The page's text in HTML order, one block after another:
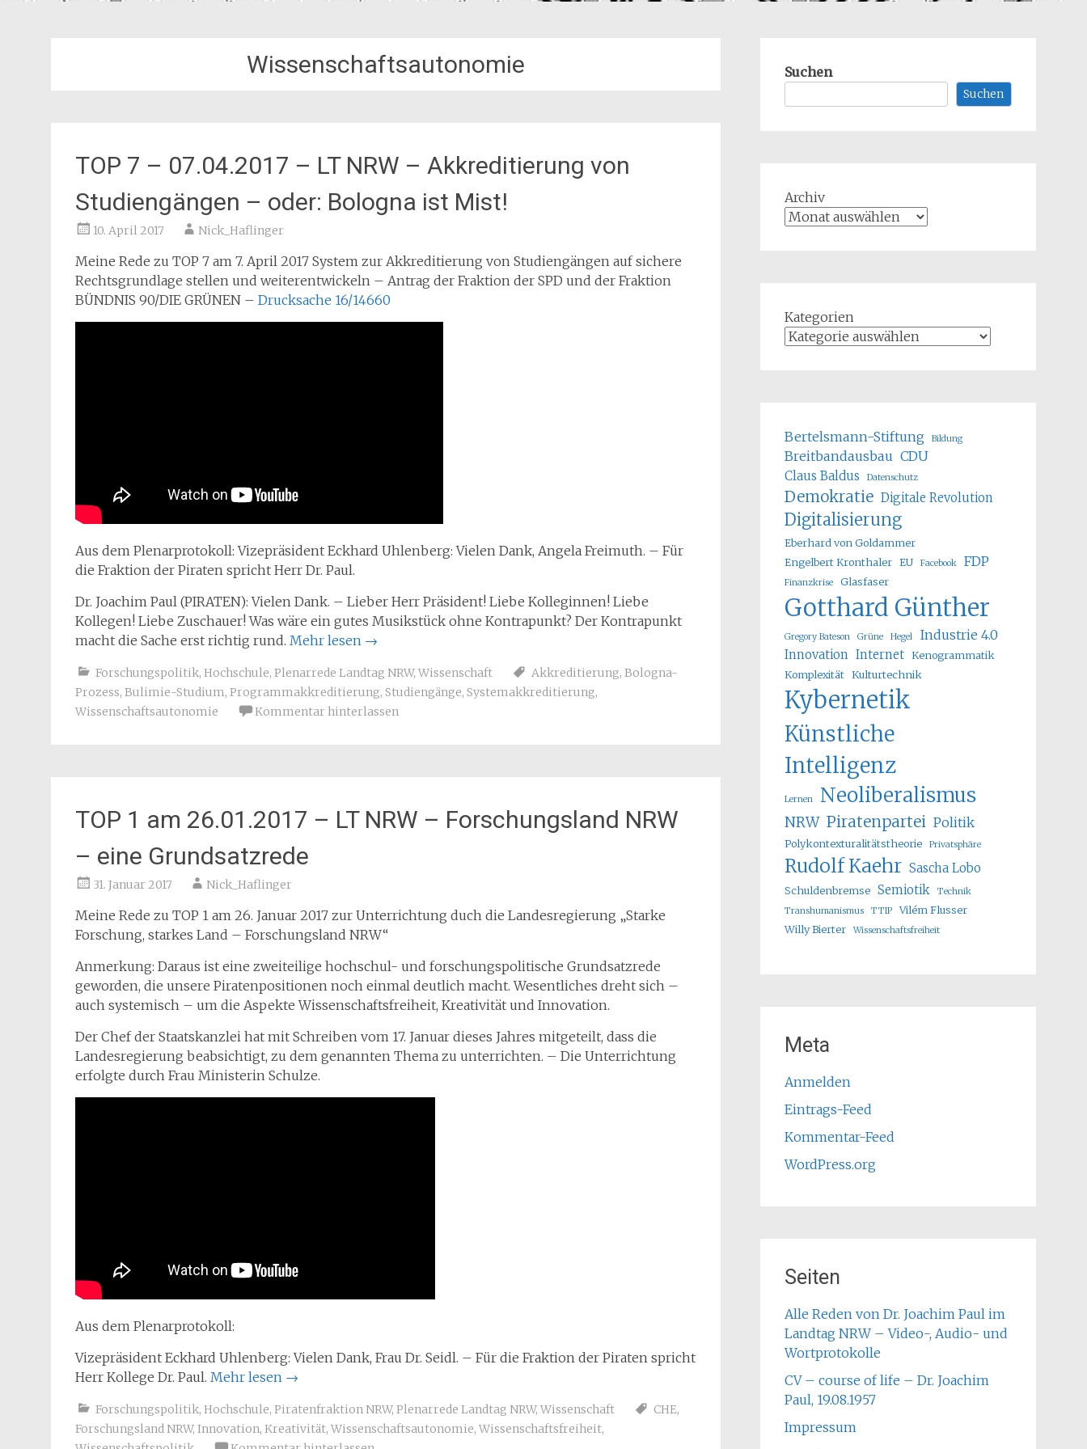
Wissenschaftsautonomie
TOP 7 – 07.04.2017 – LT NRW – Akkreditierung von
Studiengängen – oder: Bologna ist Mist!
10. April 2017 Nick_Haflinger
Meine Rede zu TOP 7 am 7. April 2017 System zur Akkreditierung von Studiengängen auf sichere
Rechtsgrundlage stellen und weiterentwickeln – Antrag der Fraktion der SPD und der Fraktion
BÜNDNIS 90/DIE GRÜNEN – Drucksache 16/14660
Aus dem Plenarprotokoll: Vizepräsident Eckhard Uhlenberg: Vielen Dank, Angela Freimuth. – Für
die Fraktion der Piraten spricht Herr Dr. Paul.
Dr. Joachim Paul (PIRATEN): Vielen Dank. – Lieber Herr Präsident! Liebe Kolleginnen! Liebe
Kollegen! Liebe Zuschauer! Was wäre ein gutes Musikstück ohne Kontrapunkt? Der Kontrapunkt
macht die Sache erst richtig rund. Mehr lesen →
Forschungspolitik, Hochschule, Plenarrede Landtag NRW, Wissenschaft Akkreditierung, Bologna-
Prozess, Bulimie-Studium, Programmakkreditierung, Studiengänge, Systemakkreditierung,
Wissenschaftsautonomie
Kommentar hinterlassen
TOP 1 am 26.01.2017 – LT NRW – Forschungsland NRW
– eine Grundsatzrede
31. Januar 2017 Nick_Haflinger
Meine Rede zu TOP 1 am 26. Januar 2017 zur Unterrichtung duch die Landesregierung „Starke
Forschung, starkes Land – Forschungsland NRW“
Anmerkung: Daraus ist eine zweiteilige hochschul- und forschungspolitische Grundsatzrede
geworden, die unsere Piratenpositionen noch einmal deutlich macht. Wesentliches dreht sich –
auch systemisch – um die Aspekte Wissenschaftsfreiheit, Kreativität und Innovation.
Der Chef der Staatskanzlei hat mit Schreiben vom 17. Januar dieses Jahres mitgeteilt, dass die
Landesregierung beabsichtigt, zu dem genannten Thema zu unterrichten. – Die Unterrichtung
erfolgte durch Frau Ministerin Schulze.
Aus dem Plenarprotokoll:
Vizepräsident Eckhard Uhlenberg: Vielen Dank, Frau Dr. Seidl. – Für die Fraktion der Piraten spricht
Herr Kollege Dr. Paul. Mehr lesen →
Forschungspolitik, Hochschule, Piratenfraktion NRW, Plenarrede Landtag NRW, Wissenschaft CHE,
Forschungsland NRW, Innovation, Kreativität, Wissenschaftsautonomie, Wissenschaftsfreiheit,
Suchen
Suchen
Archiv
Kategorien
Bertelsmann-Stiftung Bildung
Breitbandausbau CDU
Claus Baldus Datenschutz
Demokratie Digitale Revolution
Digitalisierung
Eberhard von Goldammer
Engelbert Kronthaler EU Facebook FDP
Finanzkrise Glasfaser
Gotthard Günther
Gregory Bateson Grüne Hegel Industrie 4.0
Innovation Internet Kenogrammatik
Komplexität Kulturtechnik
Kybernetik
Künstliche
Intelligenz
Lernen Neoliberalismus
NRW Piratenpartei Politik
Polykontexturalitätstheorie Privatsphäre
Rudolf Kaehr Sascha Lobo
Schuldenbremse Semiotik
Technik
Transhumanismus
TTIP
Vilém Flusser
Willy Bierter
Wissenschaftsfreiheit
Meta
Anmelden
Eintrags-Feed
Kommentar-Feed
WordPress.org
Seiten
Alle Reden von Dr. Joachim Paul im
Landtag NRW – Video-, Audio- und
Wortprotokolle
CV – course of life – Dr. Joachim
Paul, 19.08.1957
Impressum